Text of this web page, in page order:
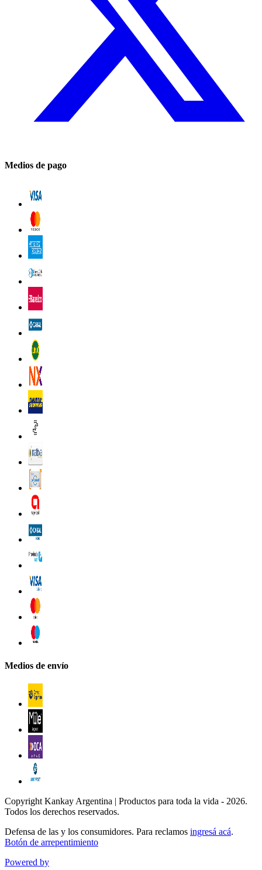
Medios de pago
Medios de envío
Copyright Kankay Argentina | Productos para toda la vida - 2026.
Todos los derechos reservados.
Defensa de las y los consumidores. Para reclamos ingresá acá.
Botón de arrepentimiento
Powered by